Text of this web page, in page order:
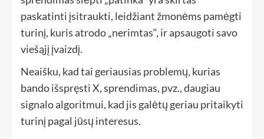
paskatinti įsitraukti, leidžiant žmonėms pamėgti
turinį, kuris atrodo „nerimtas“, ir apsaugoti savo
viešąjį įvaizdį.
Neaišku, kad tai geriausias problemų, kurias
bando išspręsti X, sprendimas, pvz., daugiau
signalo algoritmui, kad jis galėtų geriau pritaikyti
turinį pagal jūsų interesus.